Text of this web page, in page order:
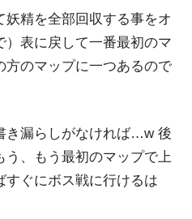
妖精を全部回収する事をオ
）表に戻して一番最初のマ
方のマップに一つあるので
き漏らしがなければ…w 後
う、もう最初のマップで上
すぐにボス戦に行けるは